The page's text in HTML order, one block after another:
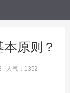
原则？
| 人气：1352